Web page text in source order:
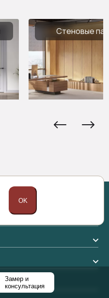
Стеновые
Замер и
консультация
OK